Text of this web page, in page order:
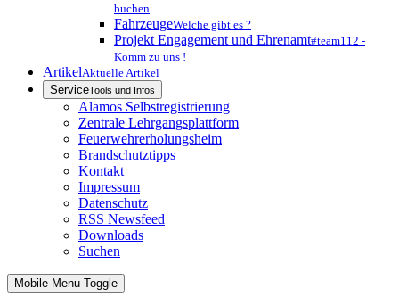
buchen
FahrzeugeWelche gibt es ?
Projekt Engagement und Ehrenamt#team112 -
Komm zu uns !
ArtikelAktuelle Artikel
ServiceTools und Infos
Alamos Selbstregistrierung
Zentrale Lehrgangsplattform
Feuerwehrerholungsheim
Brandschutztipps
Kontakt
Impressum
Datenschutz
RSS Newsfeed
Downloads
Suchen
Mobile Menu Toggle